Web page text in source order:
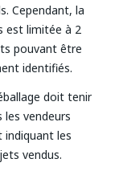
Cependant, la
est limitée à 2
pouvant être
identifiés.
doit tenir
vendeurs
indiquant les
vendus.